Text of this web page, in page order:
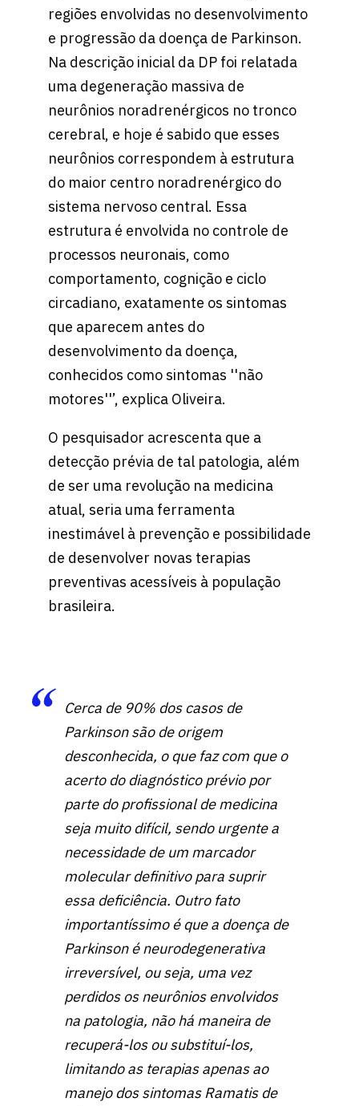
regiões envolvidas no desenvolvimento
e progressão da doença de Parkinson.
Na descrição inicial da DP foi relatada
uma degeneração massiva de
neurônios noradrenérgicos no tronco
cerebral, e hoje é sabido que esses
neurônios correspondem à estrutura
do maior centro noradrenérgico do
sistema nervoso central. Essa
estrutura é envolvida no controle de
processos neuronais, como
comportamento, cognição e ciclo
circadiano, exatamente os sintomas
que aparecem antes do
desenvolvimento da doença,
conhecidos como sintomas ''não
motores''’, explica Oliveira.
O pesquisador acrescenta que a
detecção prévia de tal patologia, além
de ser uma revolução na medicina
atual, seria uma ferramenta
inestimável à prevenção e possibilidade
de desenvolver novas terapias
preventivas acessíveis à população
brasileira.
Cerca de 90% dos casos de
Parkinson são de origem
desconhecida, o que faz com que o
acerto do diagnóstico prévio por
parte do profissional de medicina
seja muito difícil, sendo urgente a
necessidade de um marcador
molecular definitivo para suprir
essa deficiência. Outro fato
importantíssimo é que a doença de
Parkinson é neurodegenerativa
irreversível, ou seja, uma vez
perdidos os neurônios envolvidos
na patologia, não há maneira de
recuperá-los ou substituí-los,
limitando as terapias apenas ao
manejo dos sintomas Ramatis de